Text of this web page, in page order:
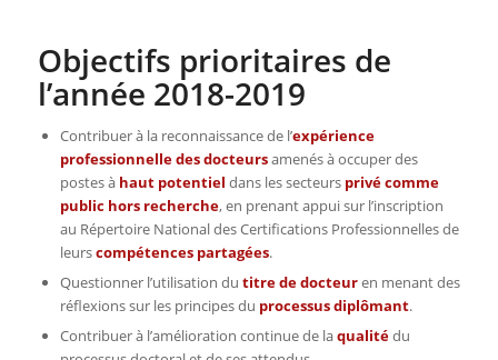
Objectifs prioritaires de
l’année 2018-2019
Contribuer à la reconnaissance de l’expérience
professionnelle des docteursamenés à occuper des
postes à haut potentiel dans les secteurs privé comme
public hors recherche, en prenant appui sur l’inscription
au Répertoire National des Certifications Professionnelles de
leurscompétences partagées.
Questionner l’utilisation du titre de docteuren menant des
réflexions sur les principes du processus diplômant.
Contribuer à l’amélioration continue de laqualitédu